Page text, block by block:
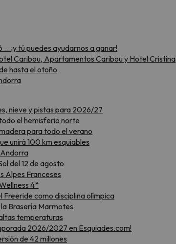
¡y tú puedes ayudarnos a ganar!
Caribou, Apartamentos Caribou y Hotel Cristina
hasta el otoño
nieve y pistas para 2026/27
el hemisferio norte
para todo el verano
unirá 100 km esquiables
del 12 de agosto
Alpes Franceses
4*
como disciplina olímpica
Brasería Marmotes
temperaturas
2026/2027 en Esquiades.com!
de 42 millones